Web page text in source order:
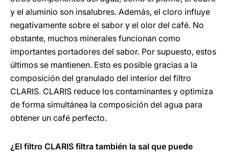
y el aluminio son insalubres. Además, el cloro influye
negativamente sobre el sabor y el olor del café. No
obstante, muchos minerales funcionan como
importantes portadores del sabor. Por supuesto, estos
últimos se mantienen. Esto es posible gracias a la
composición del granulado del interior del filtro
CLARIS. CLARIS reduce los contaminantes y optimiza
de forma simultánea la composición del agua para
obtener un café perfecto.
¿El filtro CLARIS filtra también la sal que puede